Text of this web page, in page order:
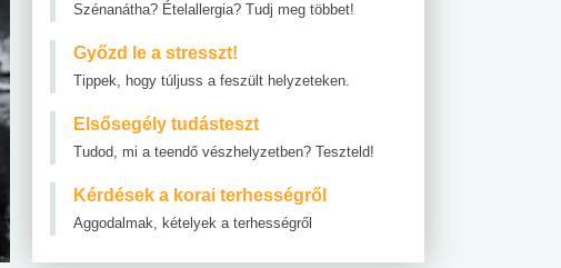
Szénanátha? Ételallergia? Tudj meg többet!
Győzd le a stresszt!
Tippek, hogy túljuss a feszült helyzeteken.
Elsősegély tudásteszt
Tudod, mi a teendő vészhelyzetben? Teszteld!
Kérdések a korai terhességről
Aggodalmak, kételyek a terhességről